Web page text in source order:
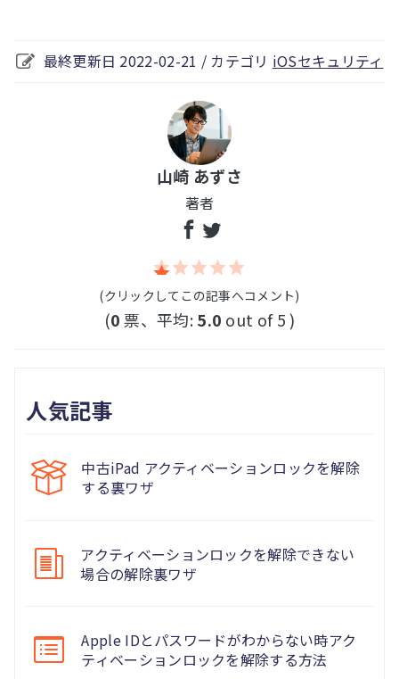
最終更新日 2022-02-21 / カテゴリ iOSセキュリティ
山崎 あずさ
著者
(クリックしてこの記事へコメント)
(0票、平均:5.0 out of 5 )
人気記事
中古iPad アクティベーションロックを解除
する裏ワザ
アクティベーションロックを解除できない
場合の解除裏ワザ
Apple IDとパスワードがわからない時アク
ティベーションロックを解除する方法